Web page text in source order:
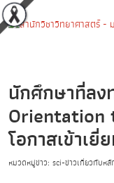
นักศึกษาที่ลง
Orientation
โอกาสเข้าเ
หมวดหมู่ข่าว: sci-ข่าวเกี่ยวกับห